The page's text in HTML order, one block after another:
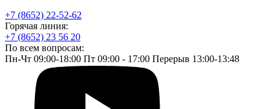
+7 (8652) 22-52-62
Горячая линия:
+7 (8652) 23 56 20
По всем вопросам:
Пн-Чт 09:00-18:00 Пт 09:00 - 17:00 Перерыв 13:00-13:48